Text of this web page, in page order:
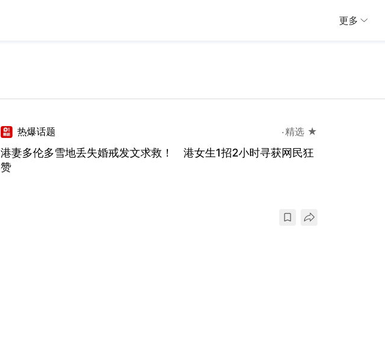
更多
热爆话题 精选 ★
港妻多伦多雪地丢失婚戒发文求救！ 港女生1招2小时寻获网民狂
赞